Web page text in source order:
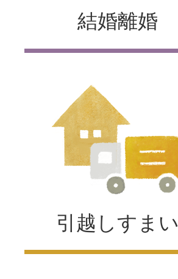
結婚離婚
引越しすまい